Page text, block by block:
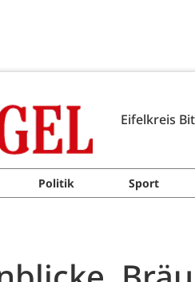
Eifelkreis
Politik Sport